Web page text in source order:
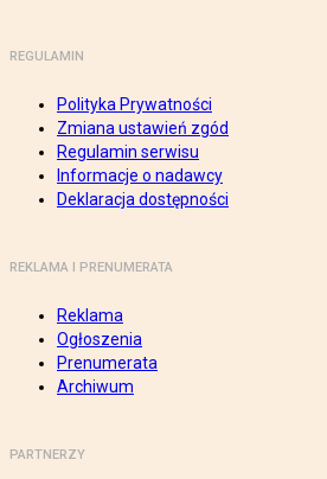
REGULAMIN
Polityka Prywatności
Zmiana ustawień zgód
Regulamin serwisu
Informacje o nadawcy
Deklaracja dostępności
REKLAMA I PRENUMERATA
Reklama
Ogłoszenia
Prenumerata
Archiwum
PARTNERZY